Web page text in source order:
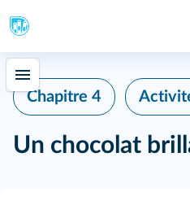
Chapitre 4
Un chocolat